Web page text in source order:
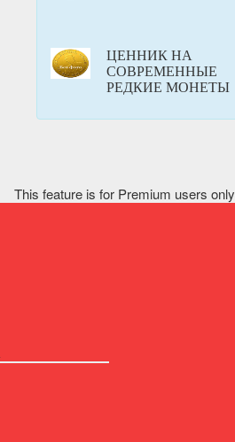
ЦЕННИК НА
СОВРЕМЕННЫЕ
РЕДКИЕ МОНЕТЫ
This feature is for Premium users